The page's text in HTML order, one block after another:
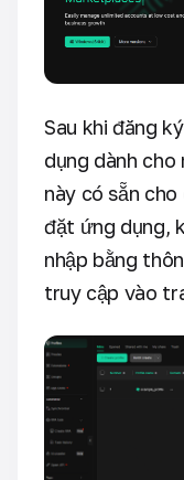
Sau khi đăng
dụng dành
này có sẵn cho
đặt ứng dụng,
nhập bằng
truy cập vào